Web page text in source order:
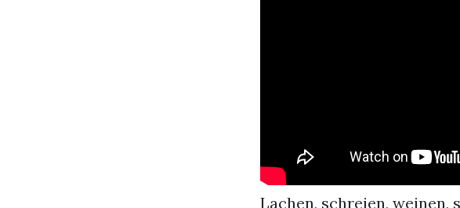
Lachen, schreien,